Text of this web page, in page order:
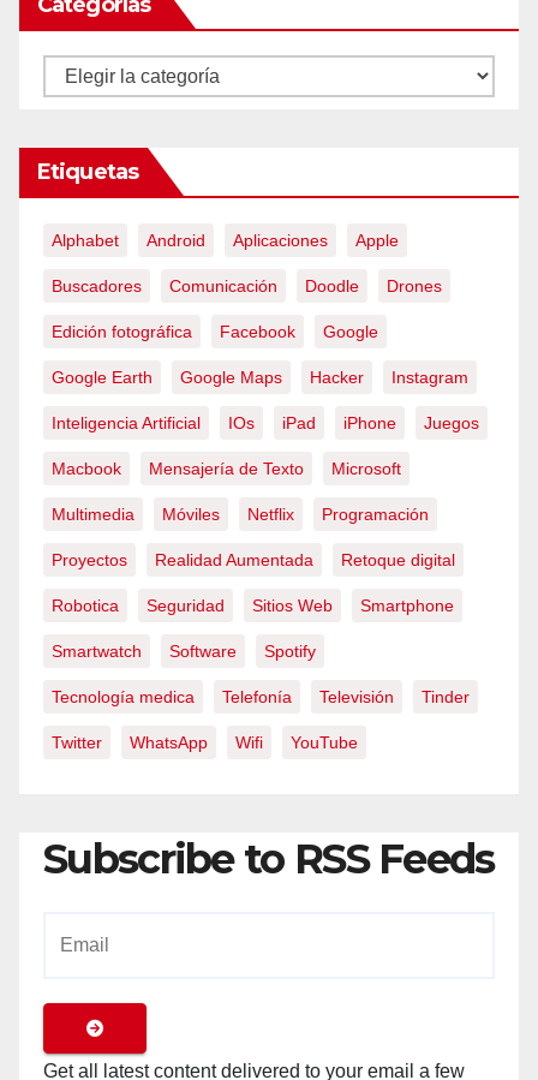
Categorías
Etiquetas
Alphabet Android Aplicaciones Apple
Buscadores Comunicación Doodle Drones
Edición fotográfica Facebook Google
Google Earth Google Maps Hacker Instagram
Inteligencia Artificial IOs iPad iPhone Juegos
Macbook Mensajería de Texto Microsoft
Multimedia Móviles Netflix Programación
Proyectos Realidad Aumentada Retoque digital
Robotica Seguridad Sitios Web Smartphone
Smartwatch Software Spotify
Tecnología medica Telefonía Televisión Tinder
Twitter WhatsApp Wifi YouTube
Subscribe to RSS Feeds
Get all latest content delivered to your email a few